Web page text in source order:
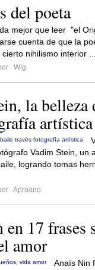
del poeta
mejor que leer "el
cuenta de que la
nihilismo interior ...
Wig
la belleza
artística
Vadim Stein, un
logrando tomas
Aproano
17 frases
amor
Anaïs Nin